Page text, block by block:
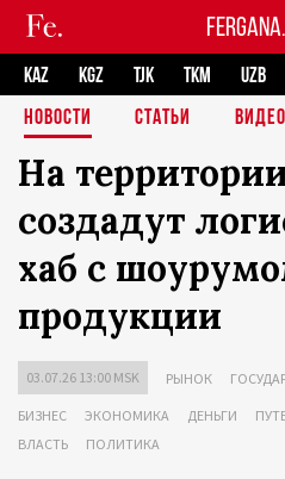
KAZ KGZ TJK TKM UZB
НОВОСТИ
СТАТЬИ ВИДЕО
На
создадут
хаб с
продукции
03.07.26 13:00 MSK РЫНОК
БИЗНЕС ЭКОНОМИКА ДЕНЬГИ
ВЛАСТЬ
ПОЛИТИКА